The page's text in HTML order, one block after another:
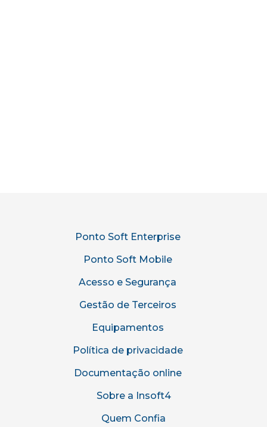
Ponto Soft Enterprise
Ponto Soft Mobile
Acesso e Segurança
Gestão de Terceiros
Equipamentos
Política de privacidade
Documentação online
Sobre a Insoft4
Quem Confia